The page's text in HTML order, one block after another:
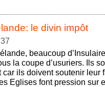
le divin impôt
beaucoup
la coupe d’usuriers. Ils
car ils doivent soutenir leur
Eglises font pression sur